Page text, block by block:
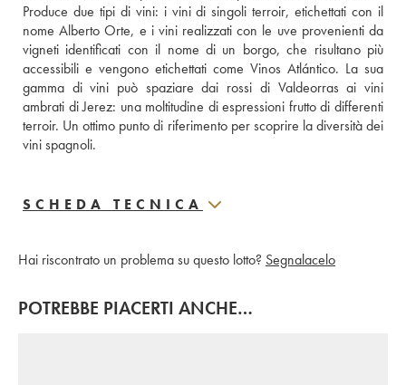
Produce due tipi di vini: i vini di singoli terroir, etichettati con il
nome Alberto Orte, e i vini realizzati con le uve provenienti da
vigneti identificati con il nome di un borgo, che risultano più
accessibili e vengono etichettati come Vinos Atlántico. La sua
gamma di vini può spaziare dai rossi di Valdeorras ai vini
ambrati di Jerez: una moltitudine di espressioni frutto di differenti
terroir. Un ottimo punto di riferimento per scoprire la diversità dei
vini spagnoli.
SCHEDA TECNICA
Hai riscontrato un problema su questo lotto? Segnalacelo
POTREBBE PIACERTI ANCHE…